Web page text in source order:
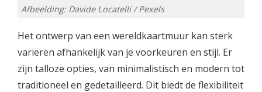
Afbeelding: Davide Locatelli / Pexels
Het ontwerp van een wereldkaartmuur kan sterk
variëren afhankelijk van je voorkeuren en stijl. Er
zijn talloze opties, van minimalistisch en modern tot
traditioneel en gedetailleerd. Dit biedt de flexibiliteit